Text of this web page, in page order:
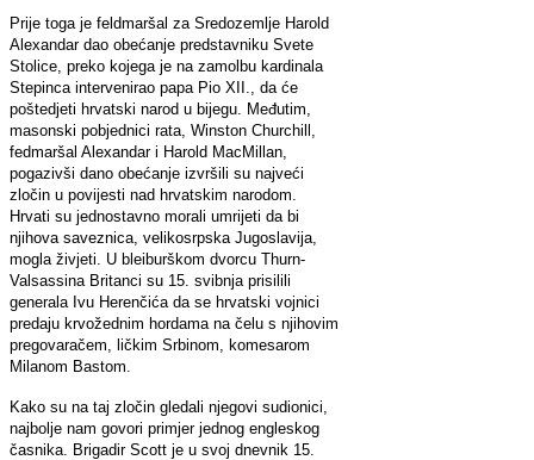
Prije toga je feldmaršal za Sredozemlje Harold
Alexandar dao obećanje predstavniku Svete
Stolice, preko kojega je na zamolbu kardinala
Stepinca intervenirao papa Pio XII., da će
poštedjeti hrvatski narod u bijegu. Međutim,
masonski pobjednici rata, Winston Churchill,
fedmaršal Alexandar i Harold MacMillan,
pogazivši dano obećanje izvršili su najveći
zločin u povijesti nad hrvatskim narodom.
Hrvati su jednostavno morali umrijeti da bi
njihova saveznica, velikosrpska Jugoslavija,
mogla živjeti. U bleiburškom dvorcu Thurn-
Valsassina Britanci su 15. svibnja prisilili
generala Ivu Herenčića da se hrvatski vojnici
predaju krvožednim hordama na čelu s njihovim
pregovaračem, ličkim Srbinom, komesarom
Milanom Bastom.
Kako su na taj zločin gledali njegovi sudionici,
najbolje nam govori primjer jednog engleskog
časnika. Brigadir Scott je u svoj dnevnik 15.